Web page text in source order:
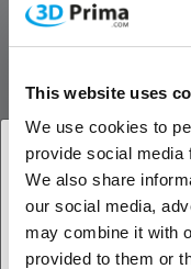
This website uses
We use cookies to
provide social media
We also share
our social media,
may combine it with
provided to them or
OPIS PRODUKTU
This 2-Pin connector
platform bed, or a
(microcontroller). This
OCENY
1. Jesteś